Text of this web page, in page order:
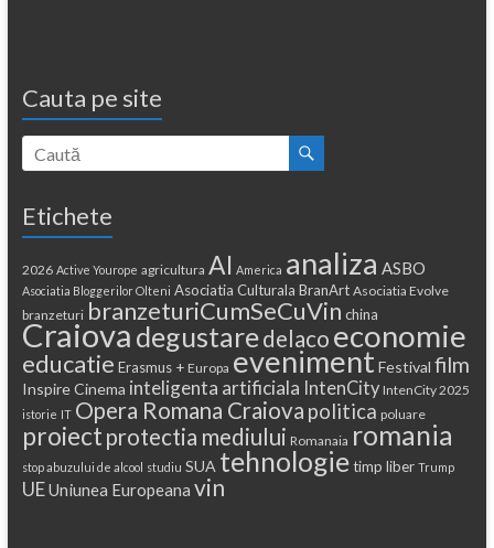
Cauta pe site
Etichete
2026 Active Yourope agricultura AI America analiza ASBO
Asociatia Bloggerilor Olteni Asociatia Culturala BranArt Asociatia Evolve
branzeturi branzeturiCumSeCuVin china
Craiova degustaredelaco economie
educatie Erasmus + Europa eveniment Festival film
Inspire Cinema inteligenta artificiala IntenCity IntenCity 2025
istorie IT Opera Romana Craiova politica poluare
proiect protectia mediului Romanaia romania
stop abuzului de alcool studiu SUA tehnologie timp liber Trump
UEUniunea Europeana vin